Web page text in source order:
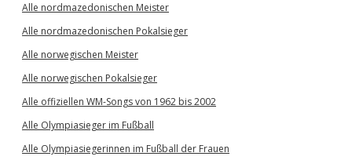
Alle nordmazedonischen Meister
Alle nordmazedonischen Pokalsieger
Alle norwegischen Meister
Alle norwegischen Pokalsieger
Alle offiziellen WM-Songs von 1962 bis 2002
Alle Olympiasieger im Fußball
Alle Olympiasiegerinnen im Fußball der Frauen